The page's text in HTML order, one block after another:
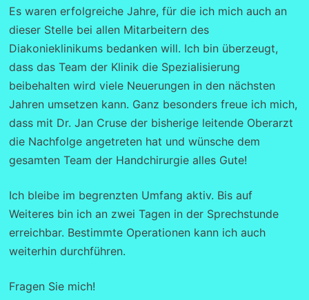
Es waren erfolgreiche Jahre, für die ich mich auch an
dieser Stelle bei allen Mitarbeitern des
Diakonieklinikums bedanken will. Ich bin überzeugt,
dass das Team der Klinik die Spezialisierung
beibehalten wird viele Neuerungen in den nächsten
Jahren umsetzen kann. Ganz besonders freue ich mich,
dass mit Dr. Jan Cruse der bisherige leitende Oberarzt
die Nachfolge angetreten hat und wünsche dem
gesamten Team der Handchirurgie alles Gute!
Ich bleibe im begrenzten Umfang aktiv. Bis auf
Weiteres bin ich an zwei Tagen in der Sprechstunde
erreichbar. Bestimmte Operationen kann ich auch
weiterhin durchführen.
Fragen Sie mich!